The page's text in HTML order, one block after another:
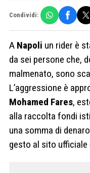
Condividi:
A Napoli un rider è
da sei persone che,
malmenato, sono
L’aggressione è
Mohamed Fares,
alla raccolta fondi
una somma di
gesto al sito